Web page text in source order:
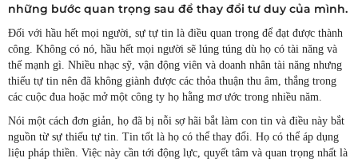
những bước quan trọng sau để thay đổi tư duy của mình.
Đối với hầu hết mọi người, sự tự tin là điều quan trọng để đạt được thành
công. Không có nó, hầu hết mọi người sẽ lúng túng dù họ có tài năng và
thế mạnh gì. Nhiều nhạc sỹ, vận động viên và doanh nhân tài năng nhưng
thiếu tự tin nên đã không giành được các thỏa thuận thu âm, thắng trong
các cuộc đua hoặc mở một công ty họ hằng mơ ước trong nhiều năm.
Nói một cách đơn giản, họ đã bị nỗi sợ hãi bắt làm con tin và điều này bắt
nguồn từ sự thiếu tự tin. Tin tốt là họ có thể thay đổi. Họ có thể áp dụng
liệu pháp thiền. Việc này cần tới động lực, quyết tâm và quan trọng nhất là